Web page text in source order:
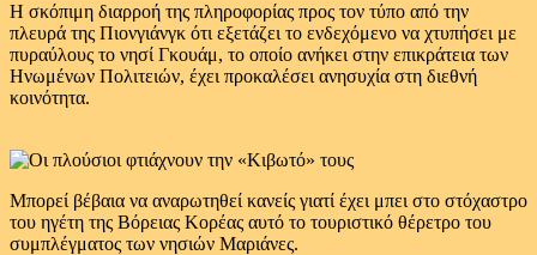
Η σκόπιμη διαρροή της πληροφορίας προς τον τύπο από την
πλευρά της Πιονγιάνγκ ότι εξετάζει το ενδεχόμενο να χτυπήσει με
πυραύλους το νησί Γκουάμ, το οποίο ανήκει στην επικράτεια των
Ηνωμένων Πολιτειών, έχει προκαλέσει ανησυχία στη διεθνή
κοινότητα.
Μπορεί βέβαια να αναρωτηθεί κανείς γιατί έχει μπει στο στόχαστρο
του ηγέτη της Βόρειας Κορέας αυτό το τουριστικό θέρετρο του
συμπλέγματος των νησιών Μαριάνες.